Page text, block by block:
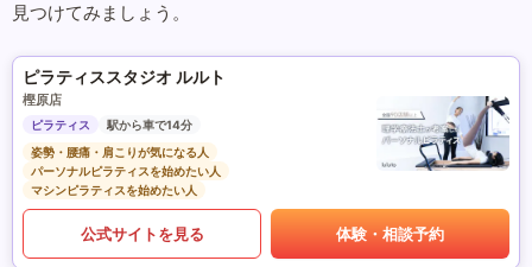
見つけてみましょう。
ピラティススタジオ ルルト
樫原店
ピラティス
駅から車で14分
姿勢・腰痛・肩こりが気になる人
パーソナルピラティスを始めたい人
マシンピラティスを始めたい人
公式サイトを見る 体験・相談予約